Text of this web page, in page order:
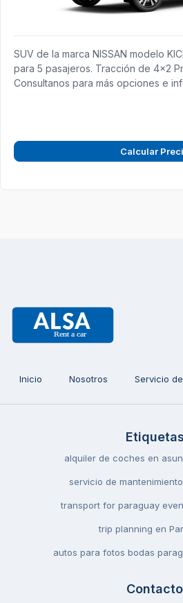
SUV de la marca NISSAN modelo
para 5 pasajeros. Tracción de 4x2
Consultanos para más opciones e
Calcular
Inicio Nosotros Servicio
Etiquetas
alquiler de coches en
servicio de
transport for paraguay
trip planning en
autos para fotos bodas
Contacto